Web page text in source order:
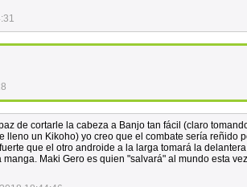
de cortarle la cabeza a Banjo tan fácil (claro
lleno un Kikoho) yo creo que el combate sería reñido
que el otro androide a la larga tomará la
manga. Maki Gero es quien "salvará" al mundo esta